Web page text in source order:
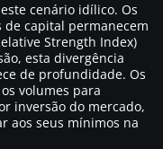
cenário idílico. Os
de capital permanecem
Strength Index)
esta divergência
de profundidade. Os
volumes para
inversão do mercado,
aos seus mínimos na